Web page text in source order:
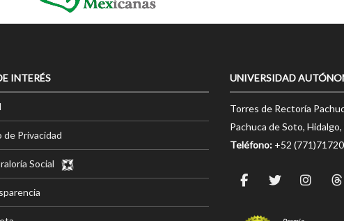
INTERÉS
de Privacidad
Social
UNIVERSIDAD
Torres de Rectoría
Pachuca de Soto, Hidalgo,
Teléfono: +52